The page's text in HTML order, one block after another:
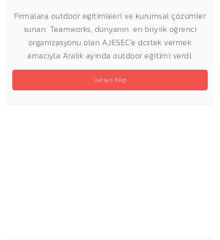
Firmalara outdoor egitimleeri ve kurumsal çözümler
sunan Teamworks, dünyanın en biiyiik oğrenci
organizasyonu olan AJESEC’e dcstek vermek
amacıyla Aralık ayında outdoor eğitimi verdi.
Detaylı Bilgi